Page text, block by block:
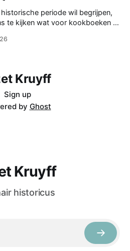
periode wil begrijpen,
te kijken wat voor kookboeken er
om maar wat te noemen. Zo
Kruyff
Sign up
by Ghost
Kruyff
historicus